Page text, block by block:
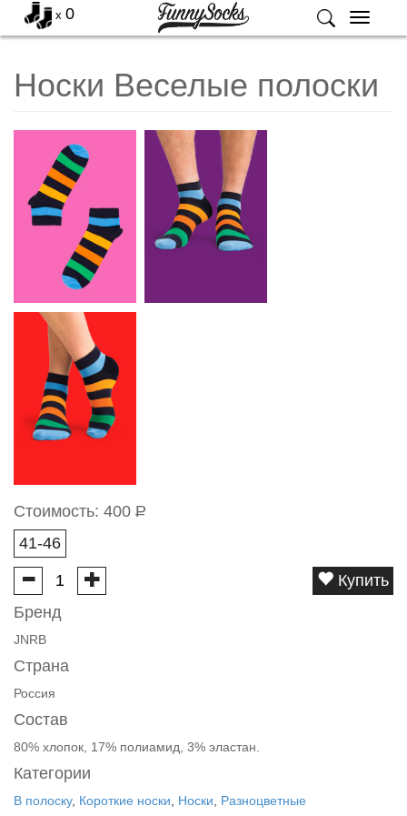
Меню
x 0
Носки Веселые полоски
Стоимость: 400 Р
41-46
Купить
Бренд
JNRB
Страна
Россия
Состав
80% хлопок, 17% полиамид, 3% эластан.
Категории
В полоску, Короткие носки Носки Разноцветные